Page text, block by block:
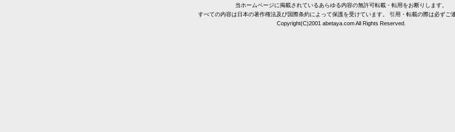
当ホームページに掲載されているあらゆる内容の無許可転載・転用をお断りします。
すべての内容は日本の著作権法及び国際条約によって保護を受けています。 引用・転載の際は必ずご
Copyright(C)2001 abetaya.com All Rights Reserved.